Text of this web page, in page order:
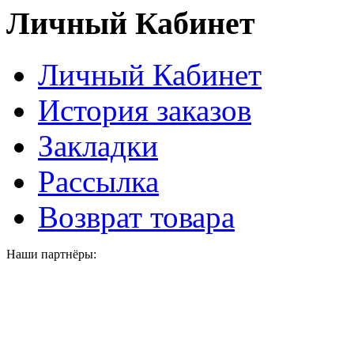
Личный Кабинет
Личный Кабинет
История заказов
Закладки
Рассылка
Возврат товара
Наши партнёры: